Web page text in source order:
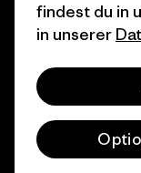
© 2026 Patagonia,
Deutsch
findest du in
in unserer